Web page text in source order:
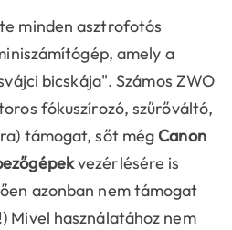
minden asztrofotós
amely a
bicskája". Számos ZWO
fókuszírozó, szűrőváltó,
támogat, sőt mégCanon
vezérlésére is
azonban nem támogat
Mivel használatához nem